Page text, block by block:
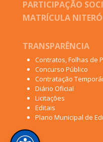
PARTICIPAÇÃO
MATRÍCULA
TRANSPARÊNCIA
Contratos, Folhas de
Concurso Público
Contratação
Diário Oficial
Licitações
Editais
Plano Municipal de